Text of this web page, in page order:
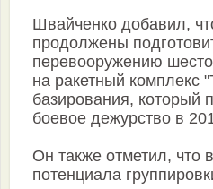
Швайченко добавил,
продолжены
перевооружению
на ракетный комплекс
базирования, который
боевое дежурство в
Он также отметил, что
потенциала